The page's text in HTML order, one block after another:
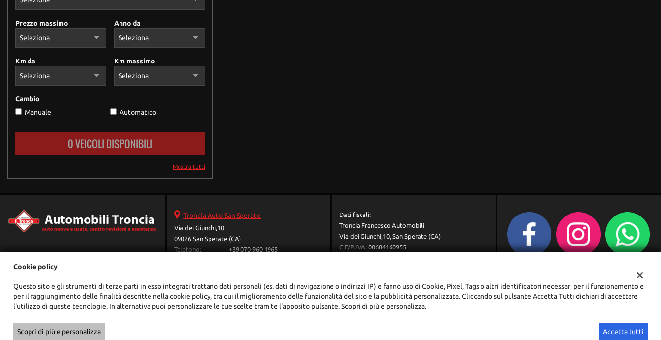
Prezzo massimo Anno da
Km da Km massimo
Cambio
Manuale
Automatico
0 VEICOLI DISPONIBILI
Mostra tutti
Troncia Auto San Sperate
Via dei Giunchi,10
09026 San Sperate (CA)
Telefono:
+39 070 960 1965
Email:
troncia.officina@gmail.com
Vendita:
troncia.f@tiscali.it
Indicazioni stradali
Dati fiscali:
Troncia Francesco Automobili
Via dei Giunchi,10, San Sperate (CA)
C.F/P.IVA: 00684160955
Copyright © 2026 GestionaleAuto.com S.r.l., Tutti i diritti riservati - GestionaleAuto.com
Cookie policy
Questo sito e gli strumenti di terze parti in esso integrati trattano dati personali (es. dati di navigazione o indirizzi IP) e fanno uso di Cookie, Pixel, Tags o altri identificatori necessari per il funzionamento e
per il raggiungimento delle finalità descritte nella cookie policy, tra cui il miglioramento delle funzionalità del sito e la pubblicità personalizzata. Cliccando sul pulsante Accetta Tutti dichiari di accettare
l'utilizzo di queste tecnologie. In alternativa puoi personalizzare le tue scelte tramite l'apposito pulsante. Scopri di più e personalizza.
Scopri di più e personalizza Accetta tutti